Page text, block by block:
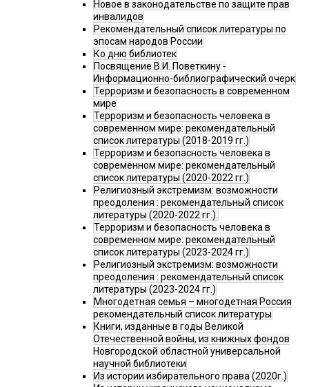
Новое в законодательстве по защите прав
инвалидов
Рекомендательный список литературы по
эпосам народов России
Ко дню библиотек
Посвящение В.И. Поветкину -
Информационно-библиографический очерк
Терроризм и безопасность в современном
мире
Терроризм и безопасность человека в
современном мире: рекомендательный
список литературы (2018-2019 гг.)
Терроризм и безопасность человека в
современном мире: рекомендательный
список литературы (2020-2022 гг.)
Религиозный экстремизм: возможности
преодоления : рекомендательный список
литературы (2020-2022 гг.).
Терроризм и безопасность человека в
современном мире: рекомендательный
список литературы (2023-2024 гг.)
Религиозный экстремизм: возможности
преодоления : рекомендательный список
литературы (2023-2024 гг.)
Многодетная семья – многодетная Россия
рекомендательный список литературы
Книги, изданные в годы Великой
Отечественной войны, из книжных фондов
Новгородской областной универсальной
научной библиотеки
Из истории избирательного права (2020г.)